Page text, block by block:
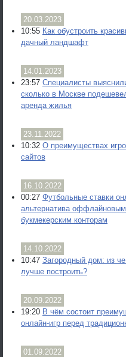
20.03.2023
10:55 Как обустроить
дачный ландшафт
14.01.2023
23:57 Специалисты
сколько в Москве
аренда жилья
23.11.2022
10:32 О преимуществах
сайтов
16.10.2022
00:27 Футбольные ставки
альтернатива оффлайновым
букмекерским конторам
14.10.2022
10:47 Загородный дом: из
лучше построить?
20.09.2022
19:20 В чём состоит
онлайн-игр перед
01.09.2022